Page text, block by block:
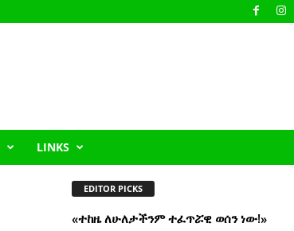
LINKS
EDITOR PICKS
«ተከዜ ለሁለታችንም ተፈጥሯዊ ወሰን ነው!»